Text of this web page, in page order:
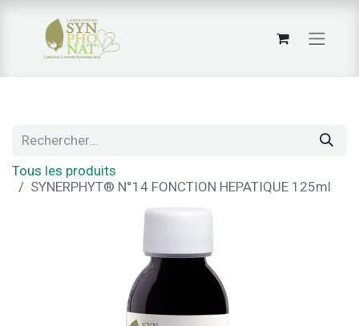
Tous les produits
SYNERPHYT® N°14 FONCTION HEPATIQUE 125ml